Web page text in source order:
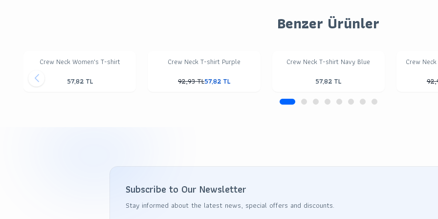
Benzer Ürünler
Crew Neck Women's T-shirt
57,82 TL
Crew Neck T-shirt Purple
92,93TL57,82 TL
Crew Neck T-shirt Navy Blue
57,82 TL
Crew
Subscribe to Our Newsletter
Stay informed about the latest news, special offers and discounts.